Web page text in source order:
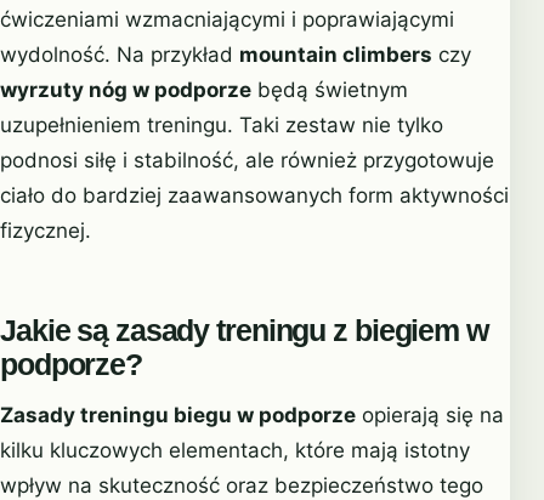
ćwiczeniami wzmacniającymi i poprawiającymi
wydolność. Na przykład mountain climbers czy
wyrzuty nóg w podporze będą świetnym
uzupełnieniem treningu. Taki zestaw nie tylko
podnosi siłę i stabilność, ale również przygotowuje
ciało do bardziej zaawansowanych form aktywności
fizycznej.
Jakie są zasady treningu z biegiem w
podporze?
Zasady treningu biegu w podporze opierają się na
kilku kluczowych elementach, które mają istotny
wpływ na skuteczność oraz bezpieczeństwo tego